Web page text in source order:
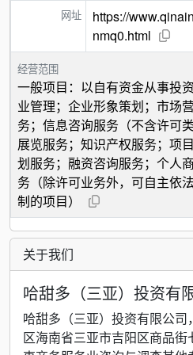
网址
https://
nmq0.html
经营范围
一般项目：以自有资金从事投
业管理；企业形象策划；市场
务；信息咨询服务（不含许可
展览服务；知识产权服务；项
划服务；融资咨询服务；个人
务（除许可业务外，可自主依
制的项目）
关于我们
哈甜多（三亚）投资有
哈甜多（三亚）投资有限公
区海南省三亚市吉阳区商品